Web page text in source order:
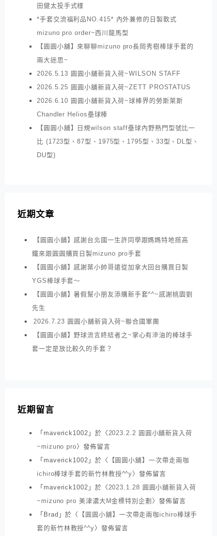
田健太投手式樣
*手套交流福利品NO.415* 內外兼修的日製軟式
mizuno pro order~西川龍馬型
【圓圓小舖】來聊聊mizuno pro長岡秀樹棒球手套的
兩大迷思~
2026.5.13 圓圓小舖新貨入荷~WILSON STAFF
2026.5.25 圓圓小舖新貨入荷~ZETT PROSTATUS
2026.6.10 圓圓小舖新貨入荷~球棒界的勞斯萊斯
Chandler Helios壘球棒
【圓圓小舖】日規wilson staff壘球內野熱門型號比一
比 (1723型、87型、1975型、1795型、33型、DL型、
DU型)
近期文章
【圓圓小舖】感謝台北國一生許同學跟媽媽特地搭高
鐵來跟圓圓購買日製mizuno pro手套
【圓圓小舖】感謝葉小帥哥遠從加拿大回台購買日製
YGS棒球手套～
【圓圓小舖】暑假幫小朋友添購新手套^^~感謝桃園劉
先生
2026.7.23 圓圓小舖新貨入荷~聯合國軍團
【圓圓小舖】野球流言終結者之~掌心有滲油的棒球手
套一定是放比較久的手套？
近期留言
「 maverick1002 」於〈2023.2.2 圓圓小舖新貨入荷
~mizuno pro〉發佈留言
「 maverick1002 」於〈
【圓圓小舖】一次帶走兩咖
ichiro棒球手套的新竹林教授^^y〉發佈留言
「 maverick1002 」於〈2023.1.28 圓圓小舖新貨入荷
~mizuno pro 美津濃大M金標特別企劃 〉發佈留言
「 Brad 」於〈
【圓圓小舖】一次帶走兩咖ichiro棒球手
套的新竹林教授^^y〉發佈留言